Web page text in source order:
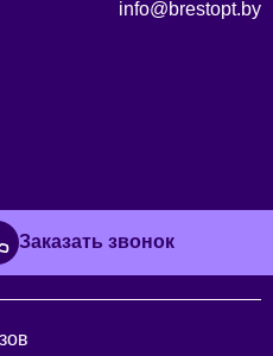
info@brestopt.by
Заказать звонок